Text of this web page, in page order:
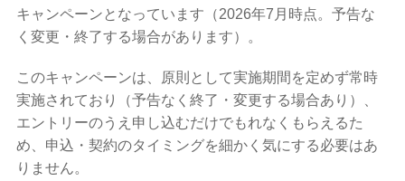
キャンペーンとなっています（2026年7月時点。予告な
く変更・終了する場合があります）。
このキャンペーンは、原則として実施期間を定めず常時
実施されており（予告なく終了・変更する場合あり）、
エントリーのうえ申し込むだけでもれなくもらえるた
め、申込・契約のタイミングを細かく気にする必要はあ
りません。